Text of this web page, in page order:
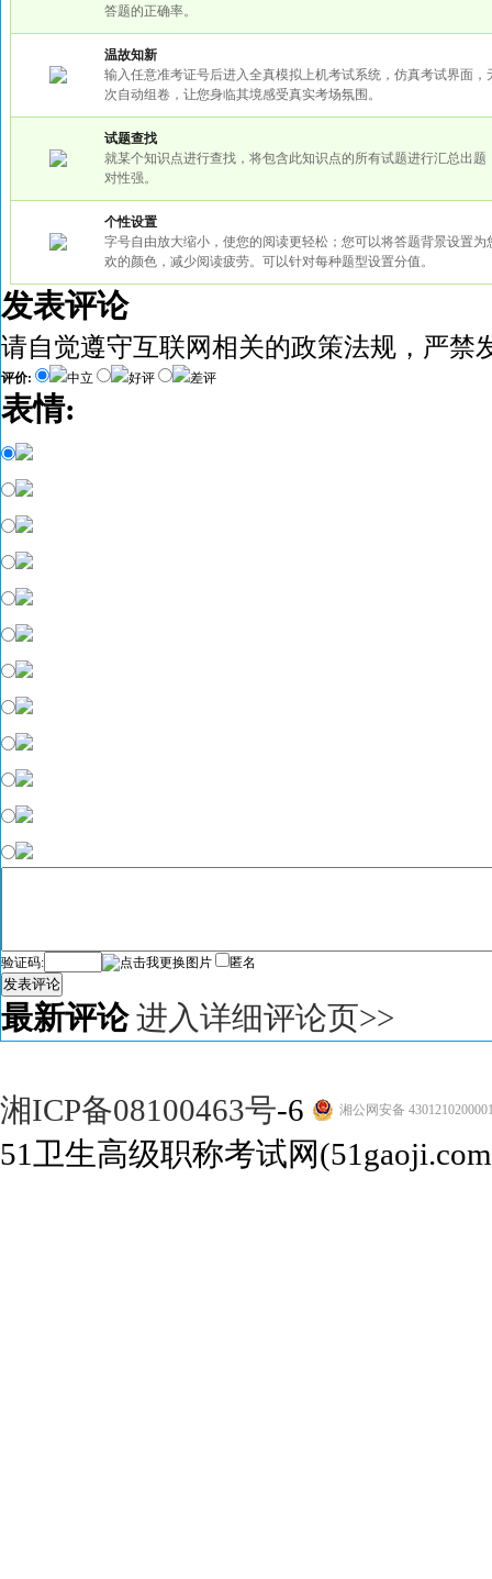
答题的正确率。
温故知新
输入任意准考证号后进入全真模拟上机考试系统，仿真考试界面，
次自动组卷，让您身临其境感受真实考场氛围。
试题查找
就某个知识点进行查找，将包含此知识点的所有试题进行汇总出题
对性强。
个性设置
字号自由放大缩小，使您的阅读更轻松；您可以将答题背景设置为
欢的颜色，减少阅读疲劳。可以针对每种题型设置分值。
发表评论
请自觉遵守互联网相关的政策法规，严禁
评价: 中立 好评 差评
表情:
验证码: 匿名
发表评论
最新评论 进入详细评论页>>
湘ICP备08100463号-6 湘公网安备
51卫生高级职称考试网